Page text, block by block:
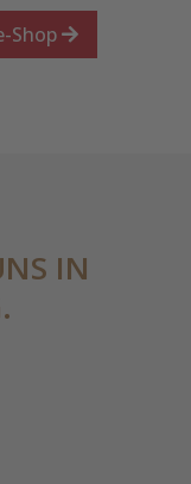
Shop
IN